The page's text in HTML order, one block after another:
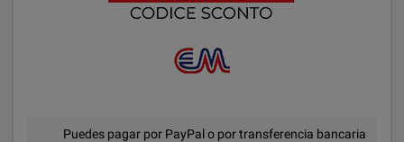
Puedes pagar por PayPal o por transferencia bancaria